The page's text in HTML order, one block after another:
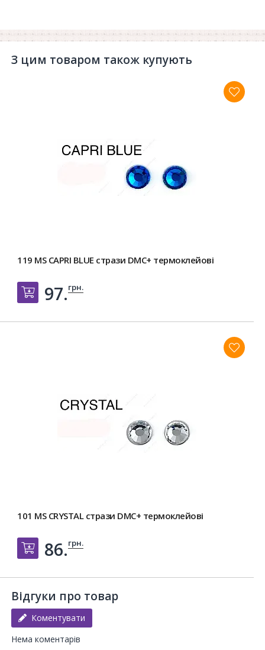
З цим товаром також купують
119 MS CAPRI BLUE стрази DMC+ термоклейові
Добавить в корзину
97.грн.
101 MS CRYSTAL стрази DMC+ термоклейові
Добавить в корзину
86.грн.
Відгуки про товар
Коментувати
Нема коментарів